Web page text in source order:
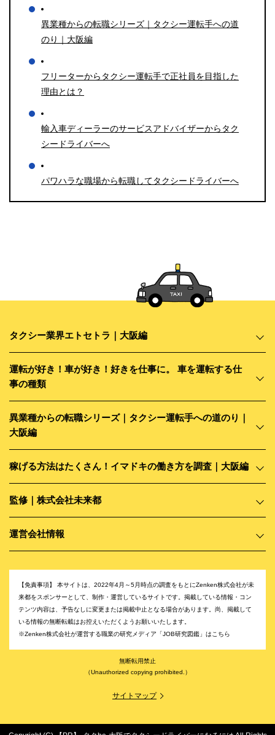
異業種からの転職シリーズ｜タクシー運転手への道
のり｜大阪編
フリーターからタクシー運転手で正社員を目指した
理由とは？
輸入車ディーラーのサービスアドバイザーからタク
シードライバーへ
パワハラな職場から転職してタクシードライバーへ
タクシー業界エトセトラ｜大阪編
運転が好き！車が好き！好きを仕事に。 車を運転する仕
事の種類
異業種からの転職シリーズ｜タクシー運転手への道のり｜
大阪編
稼げる方法はたくさん！イマドキの働き方を調査｜大阪編
監修｜株式会社未来都
運営会社情報
【免責事項】
本サイトは、2022年4月～5月時点の調査をもとにZenken株式会社が未
来都をスポンサーとして、制作・運営しているサイトです。掲載している情報・コン
テンツ内容は、予告なしに変更または掲載中止となる場合があります。尚、掲載して
いる情報の無断転載はお控えいただくようお願いいたします。
※Zenken株式会社が運営する職業の研究メディア「JOB研究図鑑」はこちら
無断転用禁止
（Unauthorized copying prohibited.）
サイトマップ